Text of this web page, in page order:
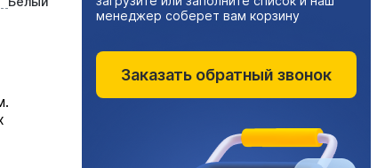
менеджер соберет вам корзину
Заказать обратный звонок